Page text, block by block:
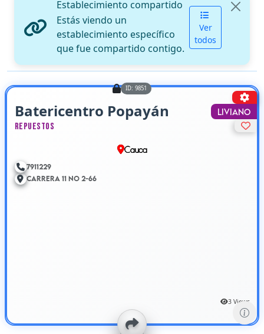
Establecimiento compartido
Estás viendo un
establecimiento específico
que fue compartido contigo.
Ver
todos
ID: 9851
Liviano
Batericentro Popayán
Repuestos
Cauca
7911229
Carrera 11 No 2-66
3 Views